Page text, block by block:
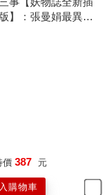
價 387 元
購物車